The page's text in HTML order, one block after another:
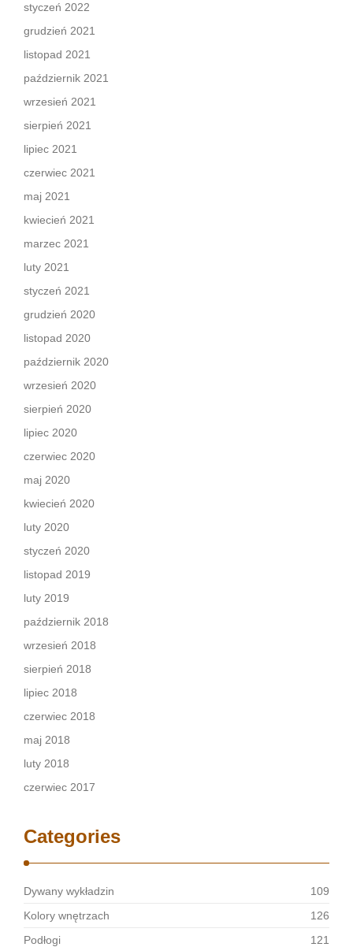
styczeń 2022
grudzień 2021
listopad 2021
październik 2021
wrzesień 2021
sierpień 2021
lipiec 2021
czerwiec 2021
maj 2021
kwiecień 2021
marzec 2021
luty 2021
styczeń 2021
grudzień 2020
listopad 2020
październik 2020
wrzesień 2020
sierpień 2020
lipiec 2020
czerwiec 2020
maj 2020
kwiecień 2020
luty 2020
styczeń 2020
listopad 2019
luty 2019
październik 2018
wrzesień 2018
sierpień 2018
lipiec 2018
czerwiec 2018
maj 2018
luty 2018
czerwiec 2017
Categories
Dywany wykładzin
109
Kolory wnętrzach
126
Podłogi
121